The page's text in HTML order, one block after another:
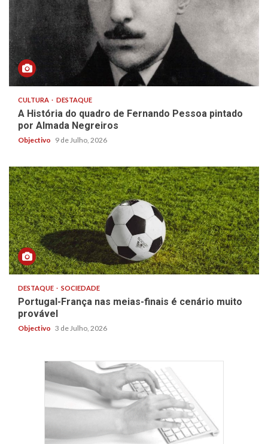
CULTURA DESTAQUE
A História do quadro de Fernando Pessoa pintado
por Almada Negreiros
Objectivo 9 de Julho, 2026
DESTAQUE SOCIEDADE
Portugal-França nas meias-finais é cenário muito
provável
Objectivo 3 de Julho, 2026